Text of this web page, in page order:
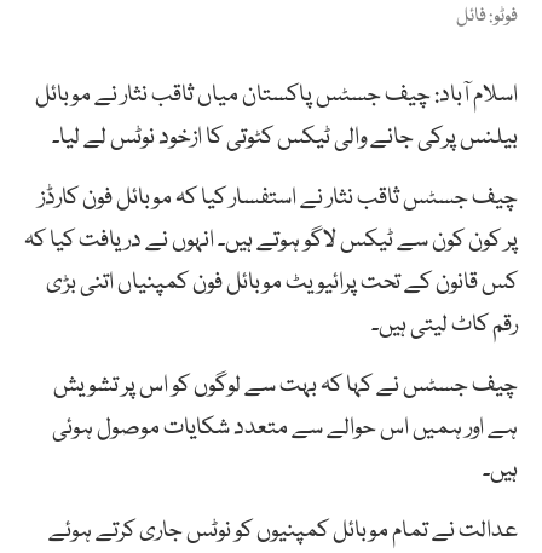
فوٹو: فائل
اسلام آباد: چیف جسٹس پاکستان میاں ثاقب نثار نے موبائل
بیلنس پرکی جانے والی ٹیکس کٹوتی کا ازخود نوٹس لے لیا۔
چیف جسٹس ثاقب نثار نے استفسار کیا کہ موبائل فون کارڈز
پر کون کون سے ٹیکس لاگو ہوتے ہیں۔ انہوں نے دریافت کیا کہ
کس قانون کے تحت پرائیویٹ موبائل فون کمپنیاں اتنی بڑی
رقم کاٹ لیتی ہیں۔
چیف جسٹس نے کہا کہ بہت سے لوگوں کو اس پر تشویش
ہے اور ہمیں اس حوالے سے متعدد شکایات موصول ہوئی
ہیں۔
عدالت نے تمام موبائل کمپنیوں کو نوٹس جاری کرتے ہوئے